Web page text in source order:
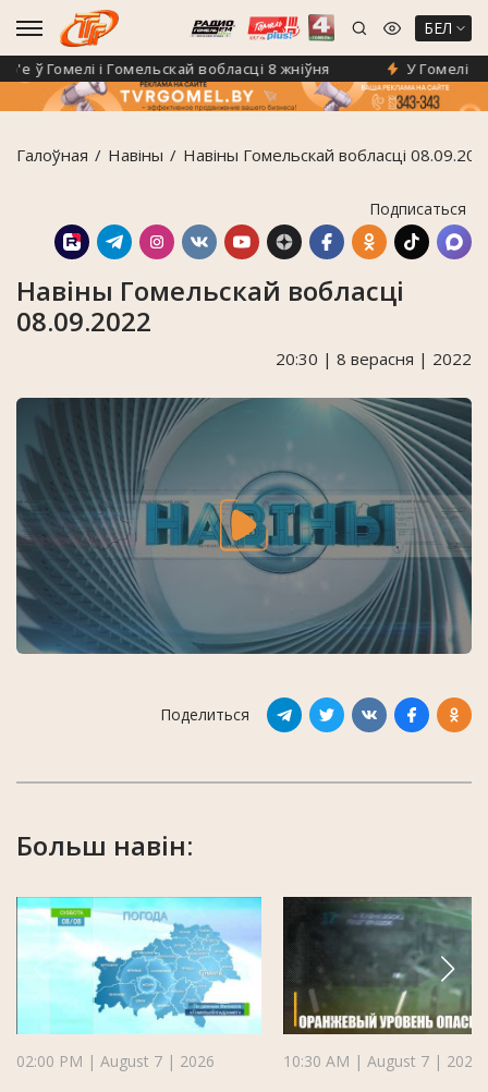
БЕЛ
Гомелі і Гомельскай вобласці 8 жніўня У Гомелі
Галоўная Навiны Навіны Гомельскай вобласці
Подписаться
Навіны Гомельскай вобласці
08.09.2022
20:30 | 8 верасня | 2022
Поделиться
Больш навін:
02:00 PM | August 7 | 2026 10:30 AM | August 7 | 2026